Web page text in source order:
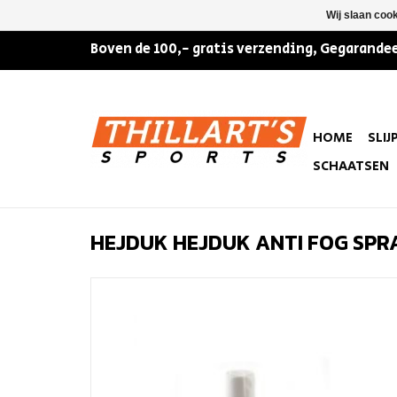
Boven de 100,- gratis verzending,
HOME
SCHAATSEN
HEJDUK HEJDUK ANTI FOG
Wij slaan